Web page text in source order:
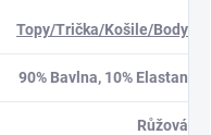
Topy/Trička/Košile/Body
90% Bavlna, 10% Elastan
Růžová